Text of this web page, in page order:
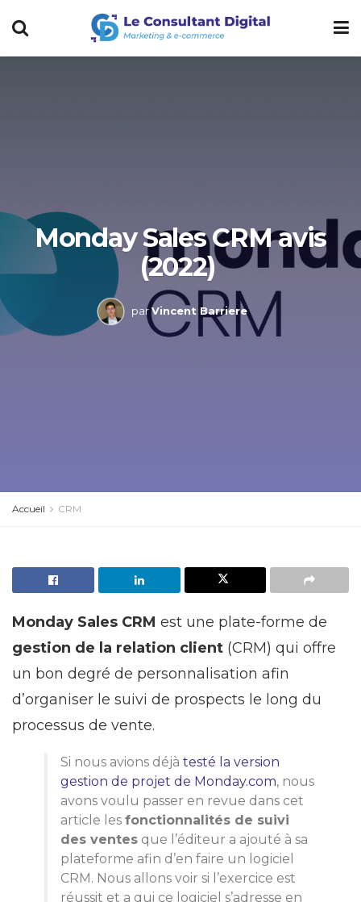
Monday Sales CRM avis
(2022)
par Vincent Barriere
Accueil CRM
Monday Sales CRM est une plate-forme de
gestion de la relation client (CRM) qui offre
un bon degré de personnalisation afin
d’organiser le suivi de prospects le long du
processus de vente.
Si nous avions déjà testé la version
gestion de projet de Monday.com, nous
avons voulu passer en revue dans cet
article les fonctionnalités de suivi
des ventes que l’éditeur a ajouté à sa
plateforme afin d’en faire un logiciel
CRM. Nous allons voir si l’exercice est
réussit et a qui ce logiciel s’adresse en